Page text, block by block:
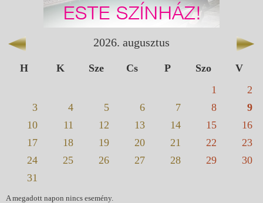
2026. augusztus
H K Sze Cs P Szo
V
1
2
3
4 5 6 7 8
9
10
11 12 13 14 15
16
17
18 19 20 21 22
23
24
25 26 27 28 29
30
31
A megadott napon nincs esemény.